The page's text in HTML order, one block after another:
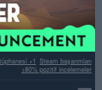
Steam başarımları
+1
>80% pozitif incelemeler